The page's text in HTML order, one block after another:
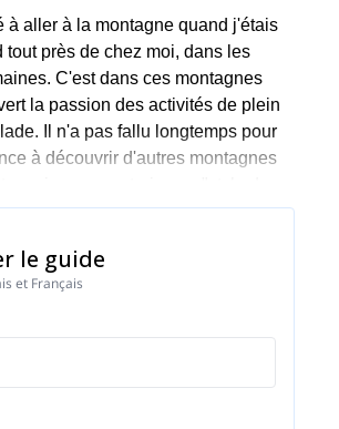
à aller à la montagne quand j'étais
tout près de chez moi, dans les
C'est dans ces montagnes
la passion des activités de plein
Il n'a pas fallu longtemps pour
à découvrir d'autres montagnes
que je me construise un "style de
différentes expéditions dans le
je suis toujours à la recherche de
souvent possible, je passe mon
Alpes, à m'entraîner, à grimper et à
guide national de montagne en
le guide
et Français